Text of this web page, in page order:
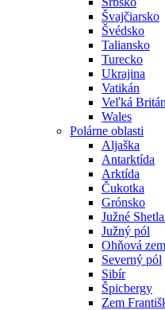
Švajčiarsko
Švédsko
Taliansko
Turecko
Ukrajina
Vatikán
Veľká
Wales
Polárne oblasti
Aljaška
Antarktída
Arktída
Čukotka
Grónsko
Južné
Južný pól
Ohňová zem
Severný pól
Sibír
Špicbergy
Zem